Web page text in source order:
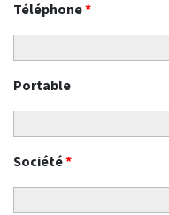
Téléphone*
Portable
Société*